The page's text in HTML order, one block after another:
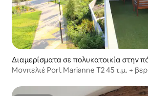
Διαμερίσματα σε πολυκατοικία στην
Μονπελιέ
Μονπελιέ Port Marianne T2 45 τ.μ. +